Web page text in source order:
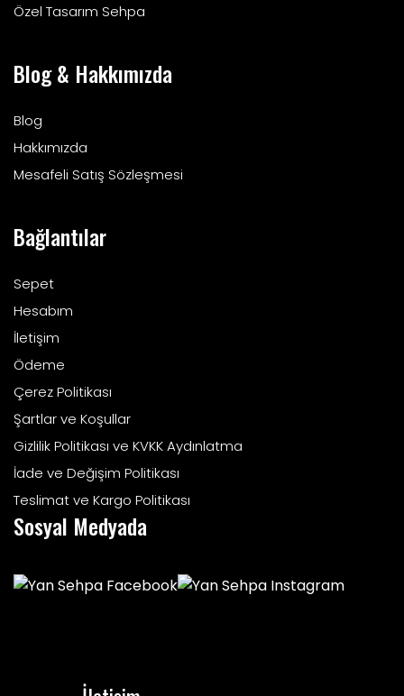
Özel Tasarım Sehpa
Blog & Hakkımızda
Blog
Hakkımızda
Mesafeli Satış Sözleşmesi
Bağlantılar
Sepet
Hesabım
İletişim
Ödeme
Çerez Politikası
Şartlar ve Koşullar
Gizlilik Politikası ve KVKK Aydınlatma
İade ve Değişim Politikası
Teslimat ve Kargo Politikası
Sosyal Medyada